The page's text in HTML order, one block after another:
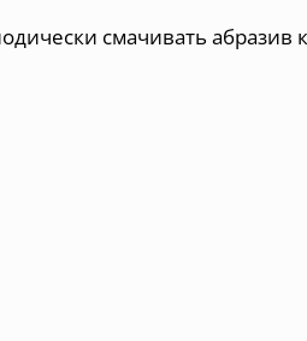
смачивать абразив